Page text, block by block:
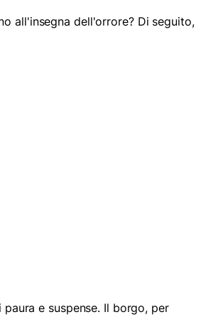
all'insegna dell'orrore? Di seguito,
e suspense. Il borgo, per